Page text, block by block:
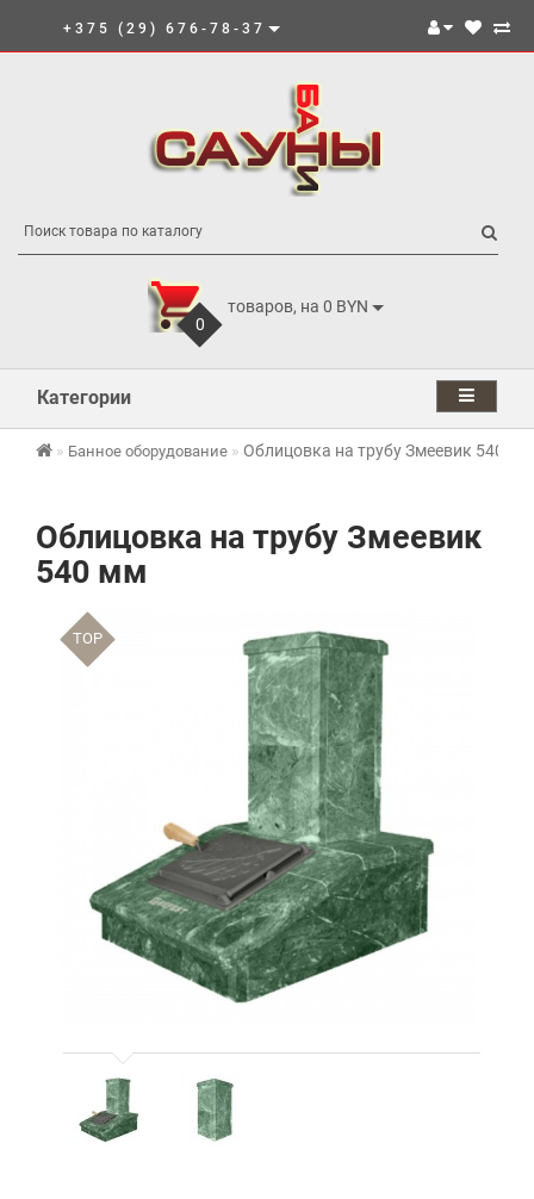
+375 (29) 676-78-37
0
товаров, на 0 BYN
Категории
Банное оборудование Облицовка на трубу Змеевик 540 мм
Облицовка на трубу Змеевик
540 мм
TOP